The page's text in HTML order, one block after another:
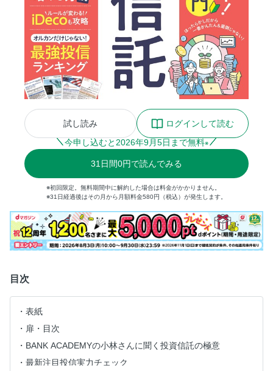
試し読み
ログインして読む
今申し込むと 2026年9月5日まで無料※
31 日間0円で読んでみる
※初回限定。無料期間中に解約した場合は料金がかかりません。
※31日経過後はその月から月額料金580円（税込）が発生します。
目次
表紙
扉・目次
BANK ACADEMYの小林さんに聞く投資信託の極意
最新注目投信実力チェック